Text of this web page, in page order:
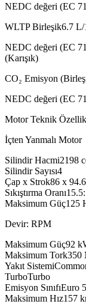
NEDC değeri (EC
WLTP Birleşik6.7 L/
NEDC değeri (EC
(Karışık)
CO₂ Emisyon
NEDC değeri (EC
Motor Teknik
İçten Yanmalı Motor
Silindir Hacmi2198
Silindir Sayısı4
Çap x Strok86 x 94.6
Sıkıştırma Oranı
Maksimum Güç125
Devir: RPM
Maksimum Güç92
Maksimum Tork350
Yakıt Sistemi
TurboTurbo
Emisyon SınıfıEuro 5
Maksimum Hız157